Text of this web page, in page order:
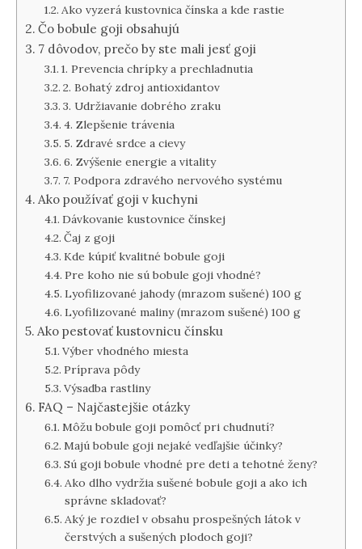
Ako vyzerá kustovnica čínska a kde rastie
Čo bobule goji obsahujú
7 dôvodov, prečo by ste mali jesť goji
1. Prevencia chrípky a prechladnutia
2. Bohatý zdroj antioxidantov
3. Udržiavanie dobrého zraku
4. Zlepšenie trávenia
5. Zdravé srdce a cievy
6. Zvýšenie energie a vitality
7. Podpora zdravého nervového systému
Ako používať goji v kuchyni
Dávkovanie kustovnice čínskej
Čaj z goji
Kde kúpiť kvalitné bobule goji
Pre koho nie sú bobule goji vhodné?
Lyofilizované jahody (mrazom sušené) 100 g
Lyofilizované maliny (mrazom sušené) 100 g
Ako pestovať kustovnicu čínsku
Výber vhodného miesta
Príprava pôdy
Výsadba rastliny
FAQ – Najčastejšie otázky
Môžu bobule goji pomôcť pri chudnutí?
Majú bobule goji nejaké vedľajšie účinky?
Sú goji bobule vhodné pre deti a tehotné ženy?
Ako dlho vydržia sušené bobule goji a ako ich
správne skladovať?
Aký je rozdiel v obsahu prospešných látok v
čerstvých a sušených plodoch goji?